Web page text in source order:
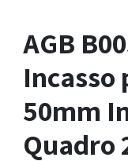
AGB
50mm
Quadro